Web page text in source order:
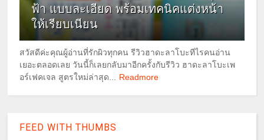
ฟ้า แบบละเอียด พร้อมเทคนิคแต่งหน้า
ให้เรียบเนียน
สวัสดีค่ะคุณผู้อ่านที่รักผิวทุกคน รีวิวฮาดะลาโบะทีไรคนอ่าน
เยอะตลอดเลย วันนี้ก็เลยกลับมาอีกครั้งกับรีวิว ฮาดะลาโบะเพ
อร์เฟคเจล สูตรใหม่ล่าสุด...
Readmore
FEED WITH THUMBS